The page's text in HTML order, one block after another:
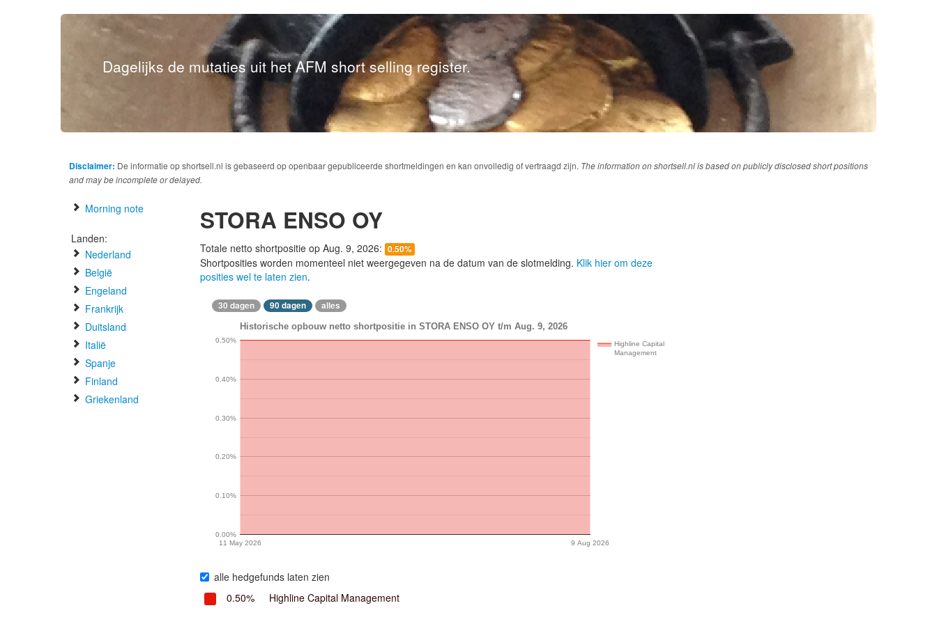
Dagelijks de mutaties uit het AFM short selling register.
Disclaimer: De informatie op shortsell.nl is gebaseerd op openbaar gepubliceerde shortmeldingen en kan onvolledig of vertraagd zijn. The information on shortsell.nl is based on publicly disclosed short positions
and may be incomplete or delayed.
Morning note
Landen:
Nederland
België
Engeland
Frankrijk
Duitsland
Italië
Spanje
Finland
Griekenland
STORA ENSO OY
Totale netto shortpositie op Aug. 9, 2026: 0.50%
Shortposities worden momenteel niet weergegeven na de datum van de slotmelding. Klik hier om deze
posities wel te laten zien.
30 dagen 90 dagen alles
Historische opbouw netto shortpositie in STORA ENSO OY t/m Aug. 9, 2026
Highline Capital
Management
11 May 2026 9 Aug 2026
0.00%
0.10%
0.20%
0.30%
0.40%
0.50%
alle hedgefunds laten zien
0.50%
Highline Capital Management